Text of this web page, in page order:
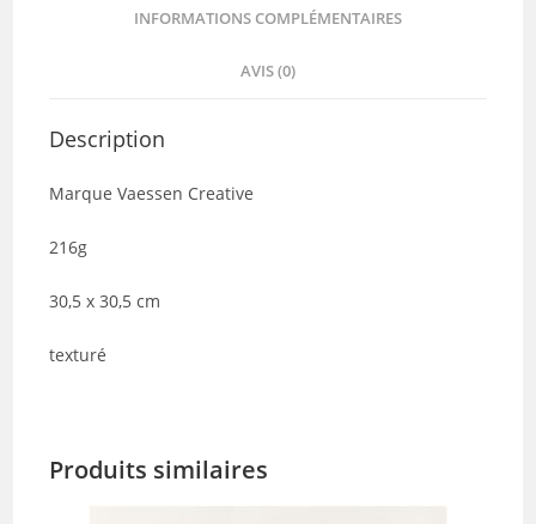
INFORMATIONS COMPLÉMENTAIRES
AVIS (0)
Description
Marque Vaessen Creative
216g
30,5 x 30,5 cm
texturé
Produits similaires